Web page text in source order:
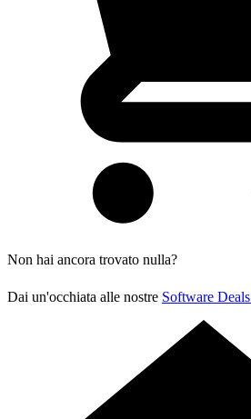
Non hai ancora trovato nulla?
Dai un'occhiata alle nostre Software Deals